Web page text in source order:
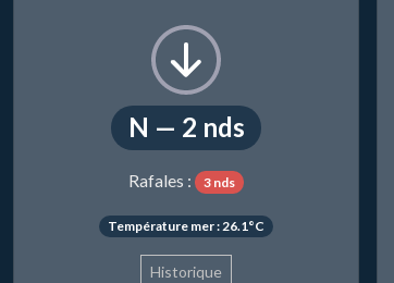
N — 2 nds
Rafales : 3 nds
Température mer : 26.1°C
Historique